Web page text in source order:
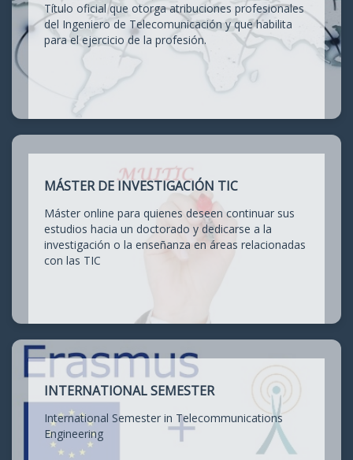
Título oficial que otorga atribuciones profesionales
del Ingeniero de Telecomunicación y que habilita
para el ejercicio de la profesión.
MÁSTER DE INVESTIGACIÓN TIC
Máster online para quienes deseen continuar sus
estudios hacia un doctorado y dedicarse a la
investigación o la enseñanza en áreas relacionadas
con las TIC
INTERNATIONAL SEMESTER
International Semester in Telecommunications
Engineering